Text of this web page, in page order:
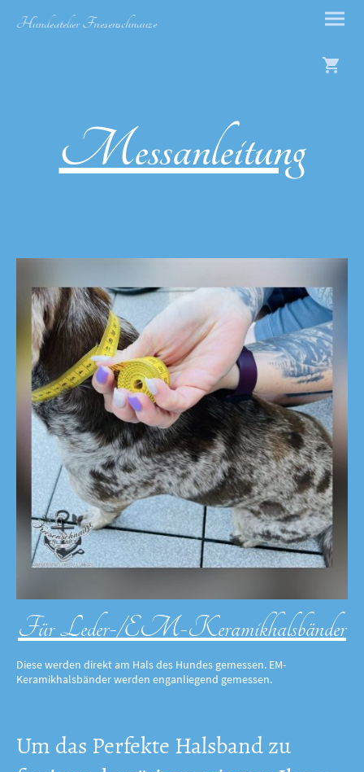
Hundeatelier Friesenschnauze
Messanleitung
Für Leder-/EM-Keramikhalsbänder
Diese werden direkt am Hals des Hundes gemessen. EM-
Keramikhalsbänder werden enganliegend gemessen.
Um das Perfekte Halsband zu